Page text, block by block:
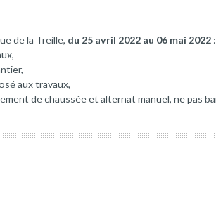
de la Treille, du 25 avril 2022 au 06 mai 2022 :
aux travaux,
de chaussée et alternat manuel, ne pas